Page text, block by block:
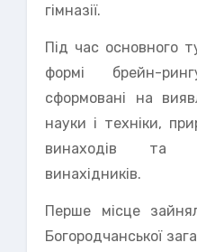
гімназії.
Під час основного
формі брейн-
сформовані на
науки і техніки,
винаходів та
винахідників.
Перше місце
Богородчанської